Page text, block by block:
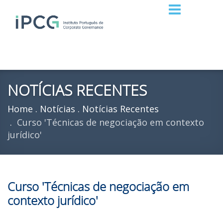
NOTÍCIAS RECENTES
Home Notícias
Notícias Recentes
Curso 'Técnicas de negociação em contexto
jurídico'
Curso 'Técnicas de negociação em
contexto jurídico'